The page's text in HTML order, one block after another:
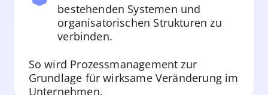
bestehenden Systemen und
organisatorischen Strukturen zu
verbinden.
So wird Prozessmanagement zur
Grundlage für wirksame Veränderung im
Unternehmen.